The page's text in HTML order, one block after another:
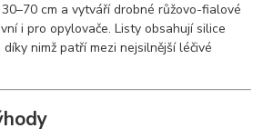
cm a vytváří drobné růžovo-fialové
i pro opylovače. Listy obsahují silice
nimž patří mezi nejsilnější léčivé